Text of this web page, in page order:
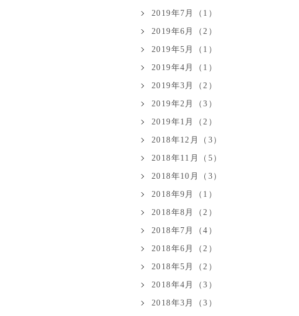
2019年7月（1）
2019年6月（2）
2019年5月（1）
2019年4月（1）
2019年3月（2）
2019年2月（3）
2019年1月（2）
2018年12月（3）
2018年11月（5）
2018年10月（3）
2018年9月（1）
2018年8月（2）
2018年7月（4）
2018年6月（2）
2018年5月（2）
2018年4月（3）
2018年3月（3）